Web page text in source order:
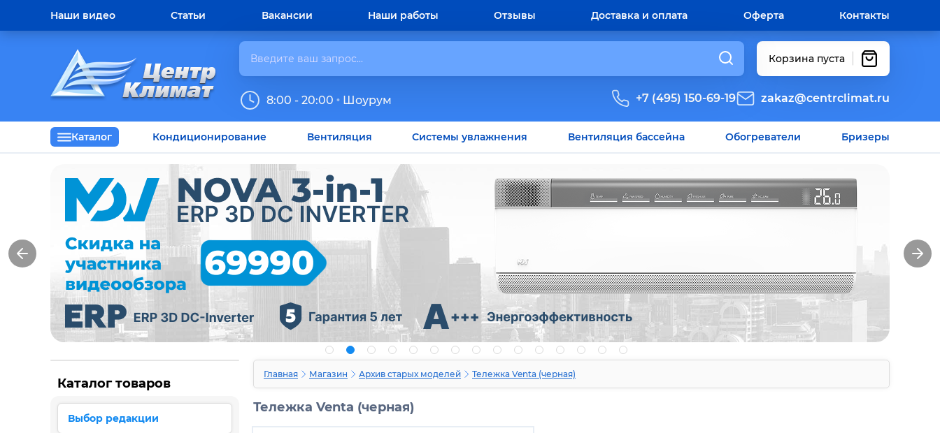
Наши видео Статьи Вакансии Наши работы Отзывы Доставка и оплата Оферта Контакты
Корзина пуста
8:00 - 20:00 Шоурум +7 (495) 150-69-19 zakaz@centrclimat.ru
Каталог Кондиционирование Вентиляция Системы увлажнения Вентиляция бассейна Обогреватели Бризеры
Главная Магазин Архив старых моделей Тележка Venta (черная)
Тележка Venta (черная)
Каталог товаров
Выбор редакции